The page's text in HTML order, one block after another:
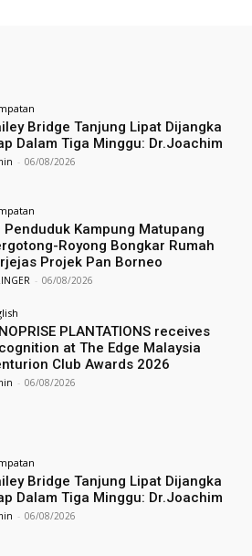
Bridge Tanjung Lipat Dijangka
Dalam Tiga Minggu: Dr.Joachim
- 06/08/2026
Penduduk Kampung Matupang
Royong Bongkar Rumah
Projek Pan Borneo
- 06/08/2026
PLANTATIONS receives
at The Edge Malaysia
Club Awards 2026
- 06/08/2026
Bridge Tanjung Lipat Dijangka
Dalam Tiga Minggu: Dr.Joachim
- 06/08/2026